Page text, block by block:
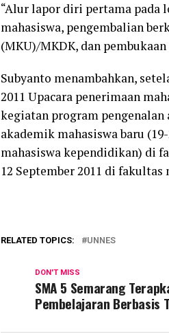
“Alur lapor diri pertama
mahasiswa, pengembalian
(MKU)/MKDK, dan
Subyanto menambahkan,
2011 Upacara penerimaan
kegiatan program
akademik mahasiswa baru
mahasiswa kependidikan) di
12 September 2011 di
RELATED TOPICS: UNNES
DON'T MISS
SMA 5 Semarang
Pembelajaran Berbasis